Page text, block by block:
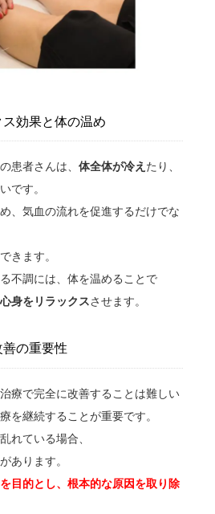
効果と体の温め
患者さんは、 体全体が冷え たり、
です。
、気血の流れを促進するだけでな
きます。
不調には、体を温めることで
心身をリラックスさせます。
の重要性
療で完全に改善することは難しい
を継続することが重要です。
れている場合、
あります。
目的とし、根本的な原因を取り除